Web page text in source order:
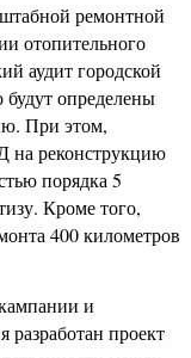
ремонтной
отопительного
аудит городской
определены
При этом,
на реконструкцию
порядка 5
Кроме того,
400 километров
и
разработан проект